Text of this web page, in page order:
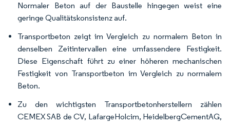
Normaler Beton auf der Baustelle hingegen weist eine
geringe Qualitätskonsistenz auf.
Transportbeton zeigt im Vergleich zu normalem Beton in
denselben Zeitintervallen eine umfassendere Festigkeit.
Diese Eigenschaft führt zu einer höheren mechanischen
Festigkeit von Transportbeton im Vergleich zu normalem
Beton.
Zu den wichtigsten Transportbetonherstellern zählen
CEMEX SAB de CV, LafargeHolcim, HeidelbergCementAG,